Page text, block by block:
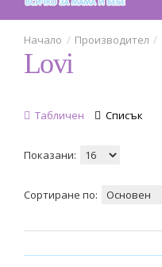
За кола
1
Обзавеждане за стаяПроизводител
Lovi
Табличен Списък
Показани:
Сортиране по: